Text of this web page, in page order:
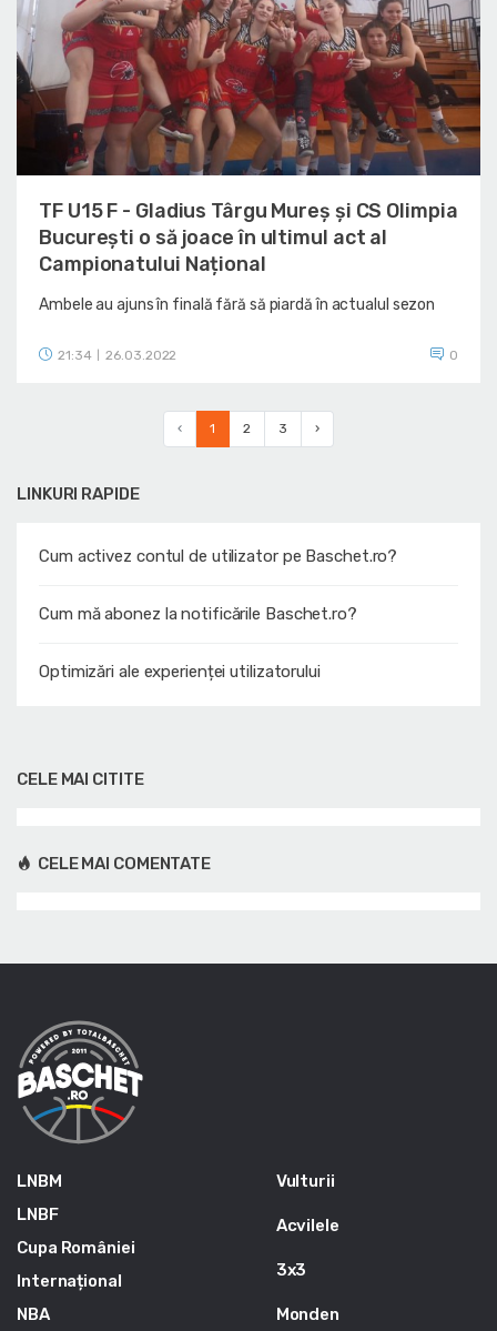
LINKURI RAPIDE
Cum activez contul de utilizator pe Baschet.ro?
Cum mă abonez la notificările Baschet.ro?
Optimizări ale experienței utilizatorului
TF U15 F - Gladius Târgu Mureș și CS Olimpia
București o să joace în ultimul act al
Campionatului Național
Ambele au ajuns în finală fără să piardă în actualul sezon
21:34 26.03.2022 0
‹ 1 2 3 ›
CELE MAI CITITE
CELE MAI COMENTATE
LNBM
LNBF
Cupa României
Internațional
NBA
Vulturii
Acvilele
3x3
Monden